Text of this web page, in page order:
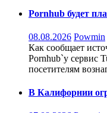
Pornhub будет
08.08.2026 Powmin
Как сообщает
Pornhub`у сервис
посетителям
В Калифорнии